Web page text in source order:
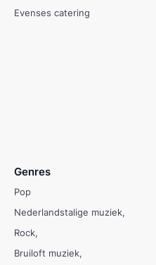
Evenses catering
Genres
Pop
Nederlandstalige muziek
Rock
Bruiloft muziek